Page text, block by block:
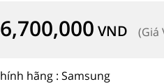
VND (Giá
hãng : Samsung